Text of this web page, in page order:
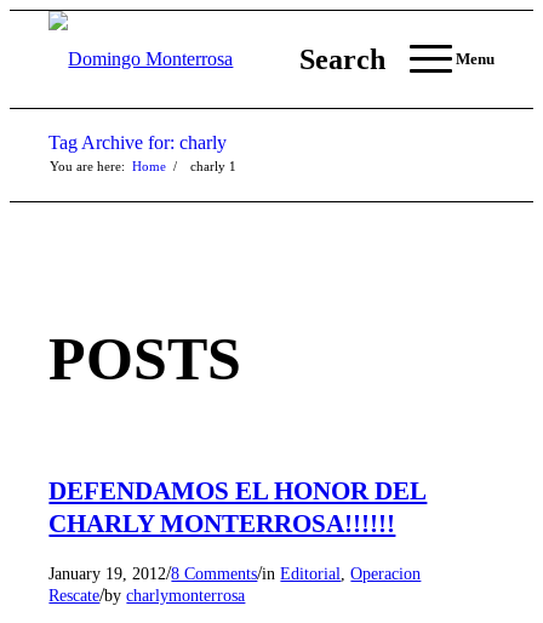
Search Menu
Tag Archive for: charly
You are here: Home 1
/ charly
POSTS
DEFENDAMOS EL HONOR DEL
CHARLY MONTERROSA!!!!!!
January 19, 2012/8 Comments/inEditorial ,Operacion
Rescate/bycharlymonterrosa